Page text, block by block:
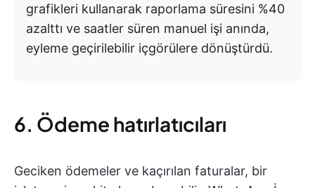
grafikleri kullanarak raporlama süresini %40
azalttı ve saatler süren manuel işi anında,
eyleme geçirilebilir içgörülere dönüştürdü.
6. Ödeme hatırlatıcıları
Geciken ödemeler ve kaçırılan faturalar, bir